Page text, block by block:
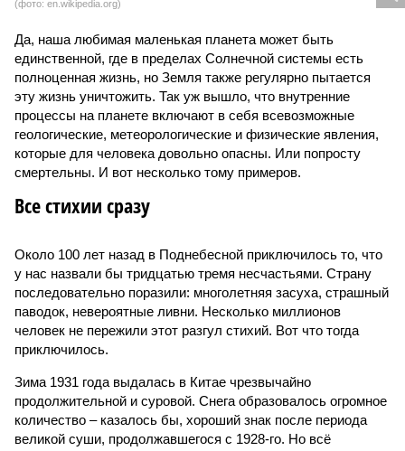
(фото: en.wikipedia.org)
Да, наша любимая маленькая планета может быть
единственной, где в пределах Солнечной системы есть
полноценная жизнь, но Земля также регулярно пытается
эту жизнь уничтожить. Так уж вышло, что внутренние
процессы на планете включают в себя всевозможные
геологические, метеорологические и физические явления,
которые для человека довольно опасны. Или попросту
смертельны. И вот несколько тому примеров.
Все стихии сразу
Около 100 лет назад в Поднебесной приключилось то, что
у нас назвали бы тридцатью тремя несчастьями. Страну
последовательно поразили: многолетняя засуха, страшный
паводок, невероятные ливни. Несколько миллионов
человек не пережили этот разгул стихий. Вот что тогда
приключилось.
Зима 1931 года выдалась в Китае чрезвычайно
продолжительной и суровой. Снега образовалось огромное
количество – казалось бы, хороший знак после периода
великой суши, продолжавшегося с 1928-го. Но всё